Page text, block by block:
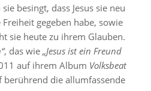
besingt, dass Jesus sie neu
gegeben habe, sowie
sie heute zu ihrem Glauben.
, das wie „Jesus ist ein Freund
auf ihrem Album Volksbeat
berührend die allumfassende